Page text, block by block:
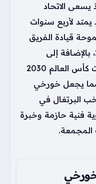
يسعى الاتحاد
لأربع سنوات
قيادة الفريق
خلال منافسات أمم أوروبا 2028، بالإضافة إلى
التحضير الجيد لاستضافة نهائيات كأس العالم 2030
مما يجعل خورخي
البرتغال في
فنية حازمة وخبرة
المجمعة.
خورخي